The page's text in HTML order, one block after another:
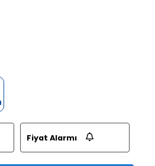
Fiyat Alarmı